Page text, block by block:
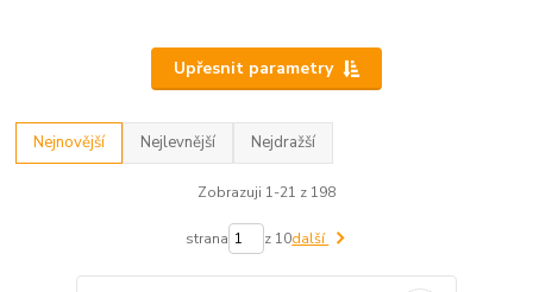
Upřesnit parametry
Nejnovější Nejlevnější Nejdražší
Zobrazuji 1-21 z 198
strana z 10další